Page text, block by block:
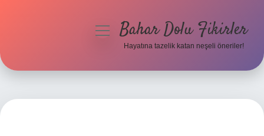
menüyüBahar Dolu Fikirler
Hayatına tazelik katan neşeli öneriler!